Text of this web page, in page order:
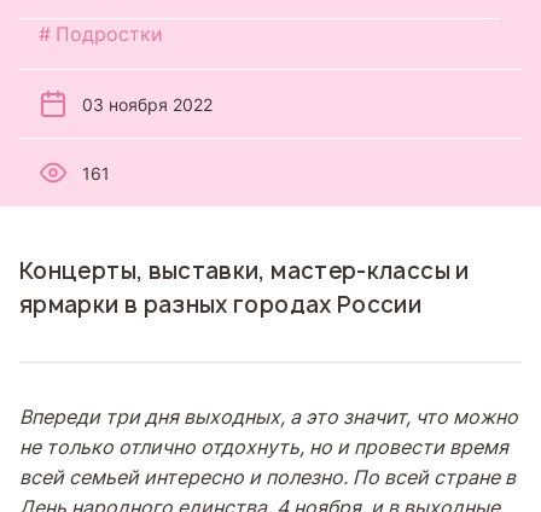
Подростки
03 ноября 2022
161
Концерты, выставки, мастер-классы и
ярмарки в разных городах России
Впереди три дня выходных, а это значит, что можно
не только отлично отдохнуть, но и провести время
всей семьей интересно и полезно. По всей стране в